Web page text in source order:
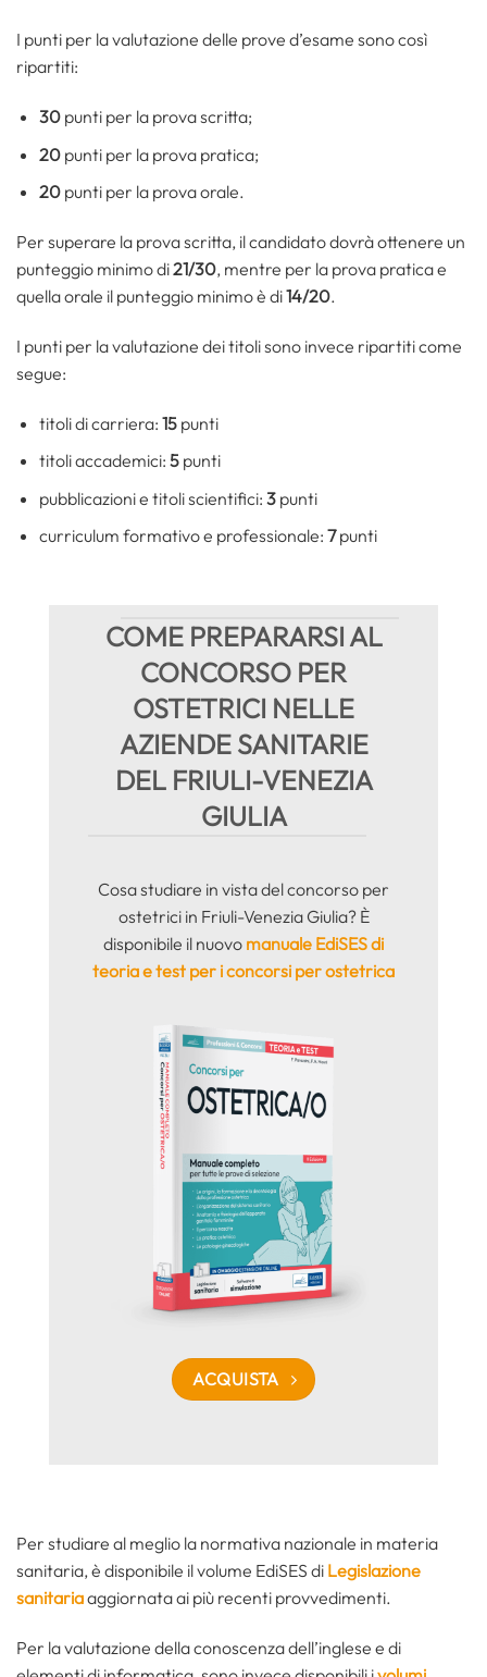
I punti per la valutazione delle prove d’esame sono così
ripartiti:
30 punti per la prova scritta;
20 punti per la prova pratica;
20 punti per la prova orale.
Per superare la prova scritta, il candidato dovrà ottenere un
punteggio minimo di21/30, mentre per la prova pratica e
quella orale il punteggio minimo è di14/20.
I punti per la valutazione dei titoli sono invece ripartiti come
segue:
titoli di carriera: 15punti
titoli accademici: 5punti
pubblicazioni e titoli scientifici: 3punti
curriculum formativo e professionale: 7punti
COME PREPARARSI AL
CONCORSO PER
OSTETRICI NELLE
AZIENDE SANITARIE
DEL FRIULI-VENEZIA
GIULIA
Cosa studiare in vista del concorso per
ostetrici in Friuli-Venezia Giulia? È
disponibile il nuovo manuale EdiSES di
teoria e test per i concorsi per ostetrica
ACQUISTA
Per studiare al meglio la normativa nazionale in materia
sanitaria, è disponibile il volume EdiSES di Legislazione
sanitariaaggiornata ai più recenti provvedimenti.
Per la valutazione della conoscenza dell’inglese e di